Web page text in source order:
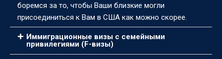
боремся за то, чтобы Ваши близкие могли
присоединиться к Вам в США как можно скорее.
Иммиграционные визы с семейными
привилегиями (F-визы)